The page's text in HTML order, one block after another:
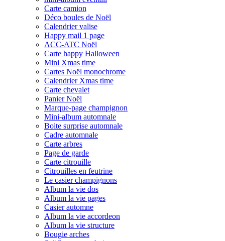
Carte camion
Déco boules de Noël
Calendrier valise
Happy mail 1 page
ACC-ATC Noël
Carte happy Halloween
Mini Xmas time
Cartes Noël monochrome
Calendrier Xmas time
Carte chevalet
Panier Noël
Marque-page champignon
Mini-album automnale
Boite surprise automnale
Cadre automnale
Carte arbres
Page de garde
Carte citrouille
Citrouilles en feutrine
Le casier champignons
Album la vie dos
Album la vie pages
Casier automne
Album la vie accordeon
Album la vie structure
Bougie arches